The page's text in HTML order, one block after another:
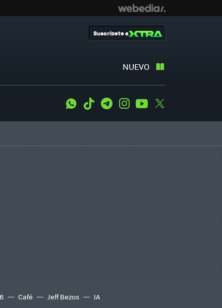
NUEVO
Suscríbete a
WhatsApp
Tiktok TelegramInstagramYoutube
Café Jeff Bezos IA